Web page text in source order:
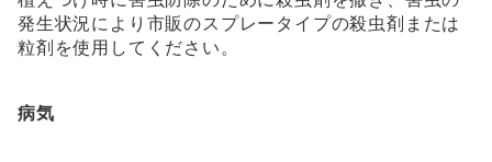
発生状況により市販のスプレータイプの殺虫剤または
粒剤を使用してください。
病気